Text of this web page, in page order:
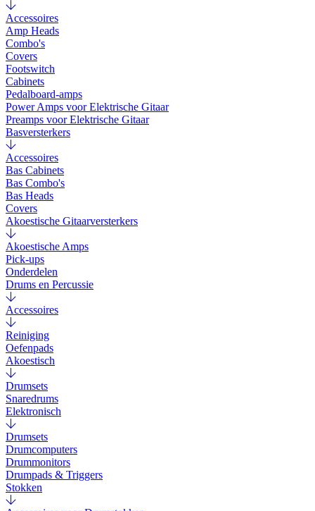
Accessoires
Amp Heads
Combo's
Covers
Footswitch
Cabinets
Pedalboard-amps
Power Amps voor Elektrische Gitaar
Preamps voor Elektrische Gitaar
Basversterkers
Accessoires
Bas Cabinets
Bas Combo's
Bas Heads
Covers
Akoestische Gitaarversterkers
Akoestische Amps
Pick-ups
Onderdelen
Drums en Percussie
Accessoires
Reiniging
Oefenpads
Akoestisch
Drumsets
Snaredrums
Elektronisch
Drumsets
Drumcomputers
Drummonitors
Drumpads & Triggers
Stokken